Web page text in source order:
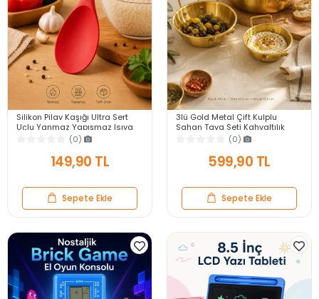
Silikon Pilav Kaşığı Ultra Sert
Uçlu Yanmaz Yapışmaz Isıya
Dayanıklı Kırmızı Servis Yemek
(0)
149,90 TL
Sepete Ekle
3lü Gold Metal Çift Kulplu
Sahan Tava Seti Kahvaltılık
Meze Menemen Mutfak Sofra
Sunum Kabı Seti
(0)
599,90 TL
Sepete Ekle